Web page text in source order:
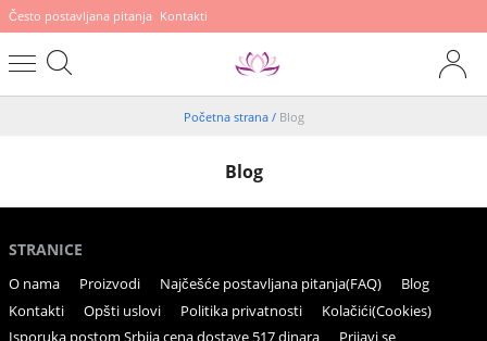
Često postavljana pitanja Kontakti
Početna strana / Blog
Blog
STRANICE
O nama Proizvodi Najčešće postavljana pitanja(FAQ)
Blog
Kontakti
Opšti uslovi Politika privatnosti
Kolačići(Cookies)
Isporuka postom Srbija cena dostave 517 dinara
Prijavi se